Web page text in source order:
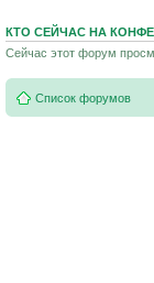
КТО СЕЙЧАС НА
Сейчас этот форум
Список форумов